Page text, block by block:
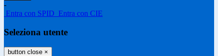
-
Entra con SPID Entra con CIE
Seleziona utente
button close ×